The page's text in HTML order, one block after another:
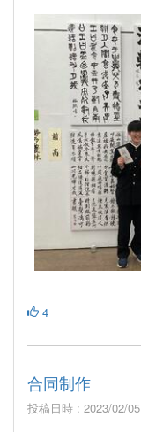
4
合同制作
投稿日時 : 2023/02/05